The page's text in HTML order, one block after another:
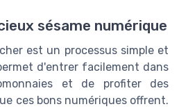
sésame numérique
est un processus simple et
d'entrer facilement dans
et de profiter des
ces bons numériques offrent.